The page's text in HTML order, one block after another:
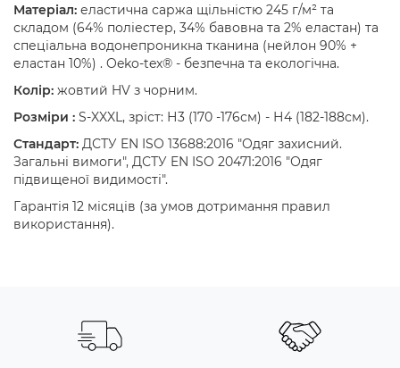
Матеріал: еластична саржа щільністю 245 г/м² та
складом (64% поліестер, 34% бавовна та 2% еластан) та
спеціальна водонепроникна тканина (нейлон 90% +
еластан 10%) . Oeko-tex® - безпечна та екологічна.
Колір: жовтий HV з чорним.
Розміри : S-XXXL, зріст: Н3 (170 -176см) - Н4 (182-188см).
Стандарт: ДСТУ EN ISO 13688:2016 "Одяг захисний.
Загальні вимоги", ДСТУ EN ISO 20471:2016 "Одяг
підвищеної видимості".
Гарантія 12 місяців (за умов дотримання правил
використання).